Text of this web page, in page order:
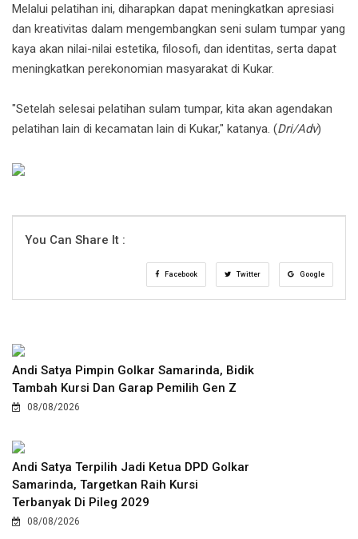
Melalui pelatihan ini, diharapkan dapat meningkatkan apresiasi
dan kreativitas dalam mengembangkan seni sulam tumpar yang
kaya akan nilai-nilai estetika, filosofi, dan identitas, serta dapat
meningkatkan perekonomian masyarakat di Kukar.
"Setelah selesai pelatihan sulam tumpar, kita akan agendakan
pelatihan lain di kecamatan lain di Kukar," katanya. (Dri/Adv)
You Can Share It :
Facebook Twitter Google
Andi Satya Pimpin Golkar Samarinda, Bidik
Tambah Kursi Dan Garap Pemilih Gen Z
08/08/2026
Andi Satya Terpilih Jadi Ketua DPD Golkar
Samarinda, Targetkan Raih Kursi
Terbanyak Di Pileg 2029
08/08/2026